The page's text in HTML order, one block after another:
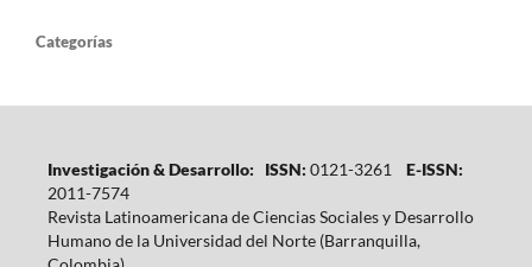
Categorías
Investigación & Desarrollo: ISSN: 0121-3261
E-ISSN:
2011-7574
Revista Latinoamericana de Ciencias Sociales y Desarrollo
Humano de la Universidad del Norte (Barranquilla,